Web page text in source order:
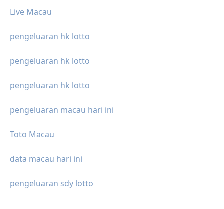
Live Macau
pengeluaran hk lotto
pengeluaran hk lotto
pengeluaran hk lotto
pengeluaran macau hari ini
Toto Macau
data macau hari ini
pengeluaran sdy lotto